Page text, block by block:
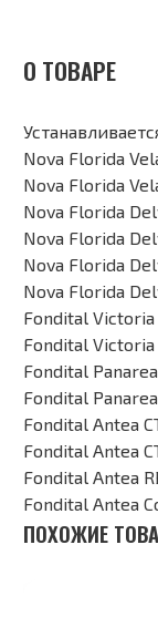
О ТОВАРЕ
Nova Florida
Nova Florida
Nova Florida
Nova Florida
Nova Florida
Nova Florida
Fondital Victoria
Fondital Victoria
Fondital
Fondital
Fondital Antea
Fondital Antea
Fondital Antea
Fondital Antea
ПОХОЖИЕ